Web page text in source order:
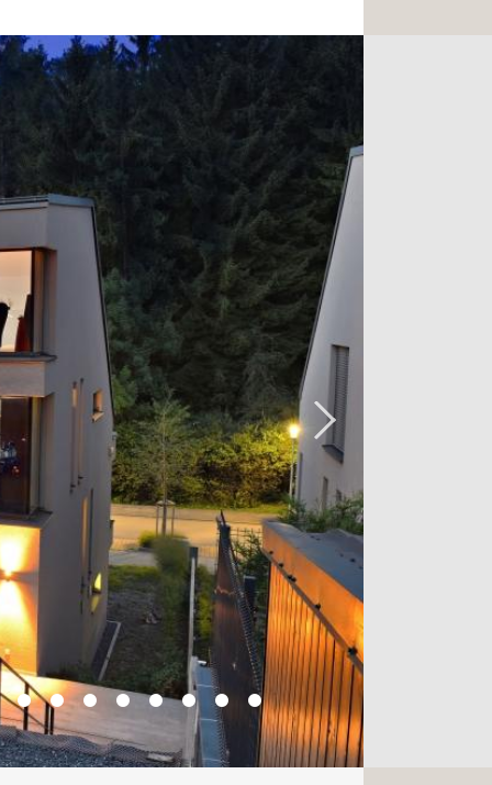
rez-de-chaussée :
de vestiaires et d'un escalier
véhicules
parentale avec accès à son
de bain disposant d'une baignoire
disposant d'une douche à l'italienne
d'accéder à la quatrième
28 m2 ainsi qu'une dépendance
ouverte sur le séjour et donnant un
terrasse d'une superficie de
pouvant faire office de 5ème
pièce dispose d'un feu ouvert
gamme : sol parquet en lamelles
chauffage au sol, VMC, panneaux